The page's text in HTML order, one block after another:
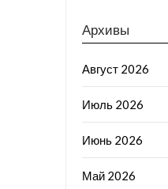
Архивы
Август 2026
Июль 2026
Июнь 2026
Май 2026